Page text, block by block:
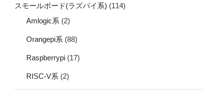
スモールボード(ラズパイ系) (114)
Amlogic系 (2)
Orangepi系 (88)
Raspberrypi (17)
RISC-V系 (2)